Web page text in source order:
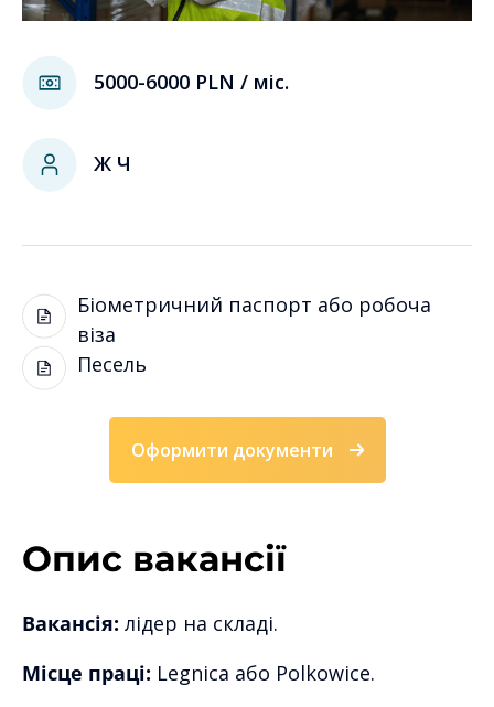
5000-6000 PLN / міс.
Ж Ч
Біометричний паспорт або робоча
віза
Песель
Оформити документи
Опис вакансії
Вакансія: лідер на складі.
Місце праці: Legnica або Polkowice.